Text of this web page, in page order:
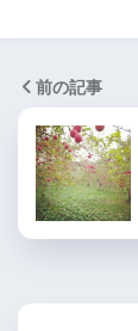
前の記事